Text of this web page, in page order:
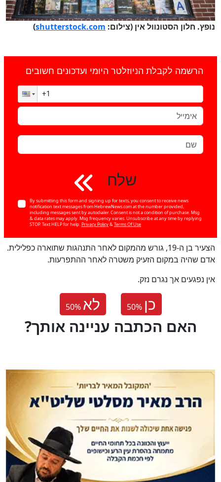
נופץ. חלון הסטונוול אין (צילום: shutterstock.com
)
הרשמה לקבלת הניוזלטר היומי ועדכונים חשובים
שלח
By submitting this form and signing up for texts, you consent to receive news
notification text messages from HebrewNews.com at the number provided,
including messages sent by autodialer. Consent is not a condition of purchase. Msg
& data rates may apply. Msg frequency varies. Unsubscribe at any time by replying
STOP. Text HELP for help. Privacy Policy& Terms Of Use
הצעיר בן ה-19, גורש מהמקום לאחר התנהגות שתוארה כפלילית.
אדם שהיה במקום הזעיק משטרה לאחר ההתפרעות.
אין נפגעים אך נגרם נזק.
50% לא 50% כן
?האם הכתבה עניינה אותך